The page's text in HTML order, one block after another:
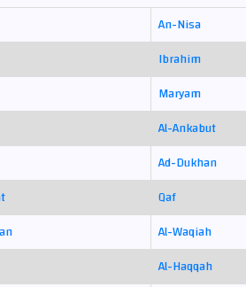
An-Nisa
Ibrahim
Maryam
Al-Ankabut
Ad-Dukhan
Qaf
Al-Waqiah
Al-Haqqah